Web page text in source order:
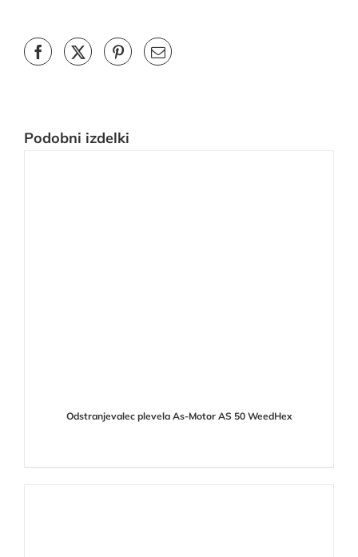
Podobni izdelki
Odstranjevalec plevela As-Motor AS 50 WeedHex